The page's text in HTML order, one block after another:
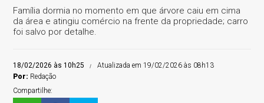
Família dormia no momento em que árvore caiu em cima
da área e atingiu comércio na frente da propriedade; carro
foi salvo por detalhe.
18/02/2026 às 10h25
Atualizada em 19/02/2026 às 08h13
Por: Redação
Compartilhe: